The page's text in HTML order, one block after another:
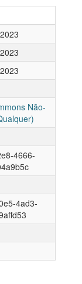
Não-
4666-
4ad3-